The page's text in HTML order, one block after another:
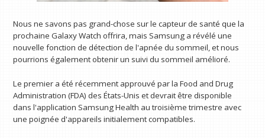
Nous ne savons pas grand-chose sur le capteur de santé que la
prochaine Galaxy Watch offrira, mais Samsung a révélé une
nouvelle fonction de détection de l'apnée du sommeil, et nous
pourrions également obtenir un suivi du sommeil amélioré.
Le premier a été récemment approuvé par la Food and Drug
Administration (FDA) des États-Unis et devrait être disponible
dans l'application Samsung Health au troisième trimestre avec
une poignée d'appareils initialement compatibles.